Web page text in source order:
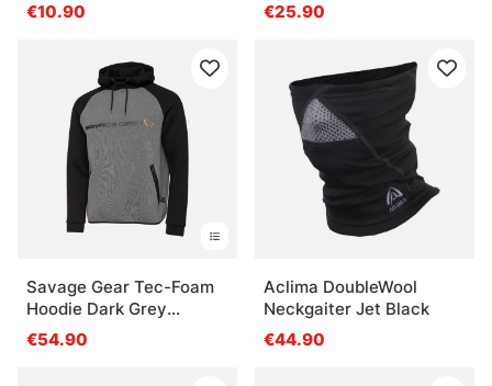
€10.90
€25.90
Savage Gear Tec-Foam
Hoodie Dark Grey
Melange
€54.90
Aclima DoubleWool
Neckgaiter Jet Black
€44.90